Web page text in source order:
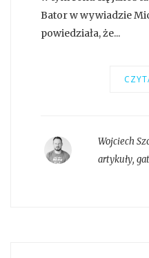
Bator w wywiadzie
powiedziała, że...
Wojciech
artykuły,